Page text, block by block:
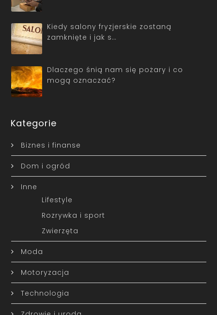
Kiedy salony fryzjerskie zostaną
zamknięte i jak s…
Dlaczego śnią nam się pożary i co
mogą oznaczać?
Kategorie
Biznes i finanse
Dom i ogród
Inne
Lifestyle
Rozrywka i sport
Zwierzęta
Moda
Motoryzacja
Technologia